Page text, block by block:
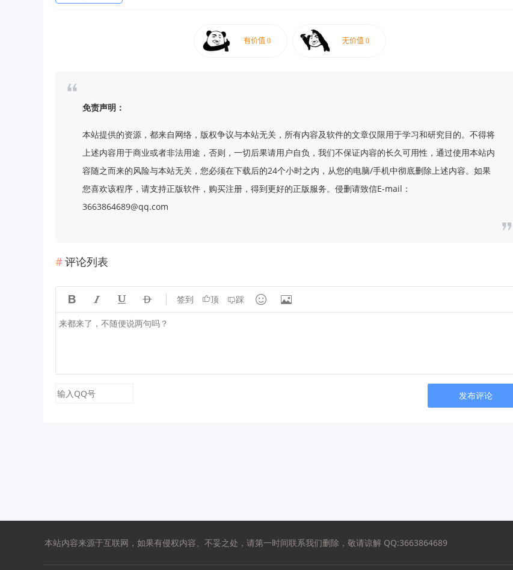
免责声明：
本站提供的资源，都来自网络，版权争议与本站无关，所有内容及软件的文章仅限用于学习和研究目的。不得将
上述内容用于商业或者非法用途，否则，一切后果请用户自负，我们不保证内容的长久可用性，通过使用本站内
容随之而来的风险与本站无关，您必须在下载后的24个小时之内，从您的电脑/手机中彻底删除上述内容。如果
您喜欢该程序，请支持正版软件，购买注册，得到更好的正版服务。侵删请致信E-mail：
3663864689@qq.com
评论列表
    签到 顶 踩  
发布评论
本站内容来源于互联网，如果有侵权内容、不妥之处，请第一时间联系我们删除，敬请谅解 QQ:3663864689